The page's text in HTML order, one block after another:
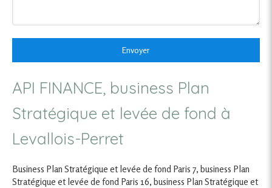
Envoyer
API FINANCE, business Plan
Stratégique et levée de fond à
Levallois-Perret
Business Plan Stratégique et levée de fond Paris 7, business Plan
Stratégique et levée de fond Paris 16, business Plan Stratégique et